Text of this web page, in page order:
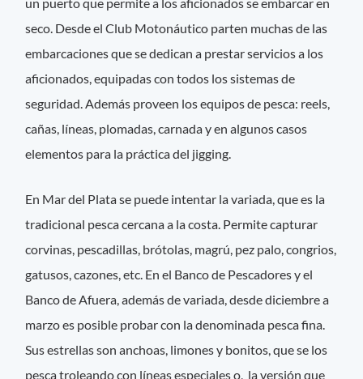
un puerto que permite a los aficionados se embarcar en
seco. Desde el Club Motonáutico parten muchas de las
embarcaciones que se dedican a prestar servicios a los
aficionados, equipadas con todos los sistemas de
seguridad. Además proveen los equipos de pesca: reels,
cañas, líneas, plomadas, carnada y en algunos casos
elementos para la práctica del jigging.
En Mar del Plata se puede intentar la variada, que es la
tradicional pesca cercana a la costa. Permite capturar
corvinas, pescadillas, brótolas, magrú, pez palo, congrios,
gatusos, cazones, etc. En el Banco de Pescadores y el
Banco de Afuera, además de variada, desde diciembre a
marzo es posible probar con la denominada pesca fina.
Sus estrellas son anchoas, limones y bonitos, que se los
pesca troleando con líneas especiales o, la versión que